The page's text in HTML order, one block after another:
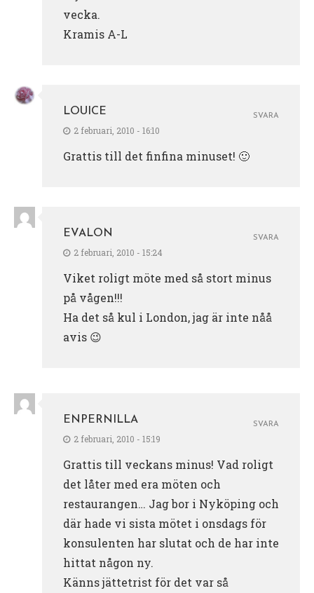
vecka.
Kramis A-L
LOUICE
2 februari, 2010 - 16:10
Grattis till det finfina minuset! 🙂
SVARA
EVALON
2 februari, 2010 - 15:24
Viket roligt möte med så stort minus
på vågen!!!
Ha det så kul i London, jag är inte nåå
avis 😉
SVARA
ENPERNILLA
2 februari, 2010 - 15:19
Grattis till veckans minus! Vad roligt
det låter med era möten och
restaurangen… Jag bor i Nyköping och
där hade vi sista mötet i onsdags för
konsulenten har slutat och de har inte
hittat någon ny.
Känns jättetrist för det var så
SVARA